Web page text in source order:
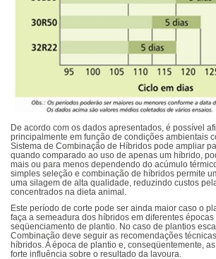
De acordo com os dados apresentados, é possível
principalmente em função de condições ambientais
Sistema de Combinação de Híbridos pode ampliar
quando comparado ao uso de apenas um híbrido,
mais ou para menos dependendo do acúmulo
simples seleção e combinação de híbridos permite
uma silagem de alta qualidade, reduzindo custos
concentrados na dieta animal.
Este período de corte pode ser ainda maior caso o
faça a semeadura dos híbridos em diferentes
seqüenciamento de plantio. No caso de plantios
Combinação deve seguir as recomendações
híbridos. A época de plantio e, conseqüentemente,
forte influência sobre o resultado da lavoura.